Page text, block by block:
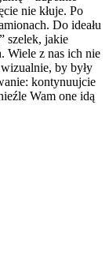
nie kłuje. Po
Do ideału
szelek, jakie
Wiele z nas ich nie
by były
kontynuujcie
Wam one idą